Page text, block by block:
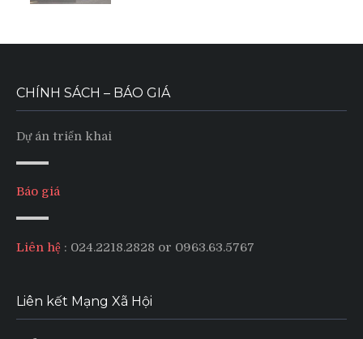
CHÍNH SÁCH – BÁO GIÁ
Dự án triển khai
Báo giá
Liên hệ : 024.2218.2828 or 0963.63.5767
Liên kết Mạng Xã Hội